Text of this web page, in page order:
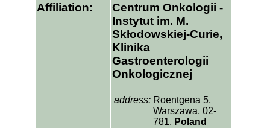
Affiliation:
Centrum Onkologii -
Instytut im. M.
Skłodowskiej-Curie,
Klinika
Gastroenterologii
Onkologicznej
address: Roentgena 5,
Warszawa, 02-
781, Poland